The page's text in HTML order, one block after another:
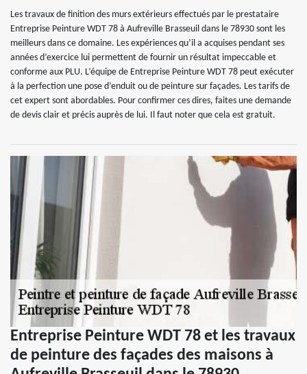
Les travaux de finition des murs extérieurs effectués par le prestataire
Entreprise Peinture WDT 78 à Aufreville Brasseuil dans le 78930 sont les
meilleurs dans ce domaine. Les expériences qu’il a acquises pendant ses
années d’exercice lui permettent de fournir un résultat impeccable et
conforme aux PLU. L’équipe de Entreprise Peinture WDT 78 peut exécuter
à la perfection une pose d’enduit ou de peinture sur façades. Les tarifs de
cet expert sont abordables. Pour confirmer ces dires, faites une demande
de devis clair et précis auprès de lui. Il faut noter que cela est gratuit.
Entreprise Peinture WDT 78 et les travaux
de peinture des façades des maisons à